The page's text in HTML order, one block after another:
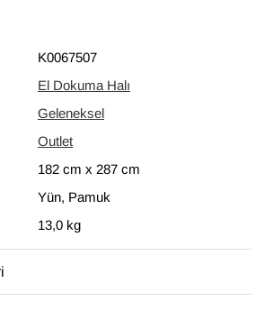
ile traşlanan halıların gerekli
sunulur. Bu muhteşem dönüşüm,
olan bu halı, pamuktan üzerine
K0067507
El Dokuma Halı
Geleneksel
Outlet
182 cm x 287 cm
Yün, Pamuk
13,0 kg